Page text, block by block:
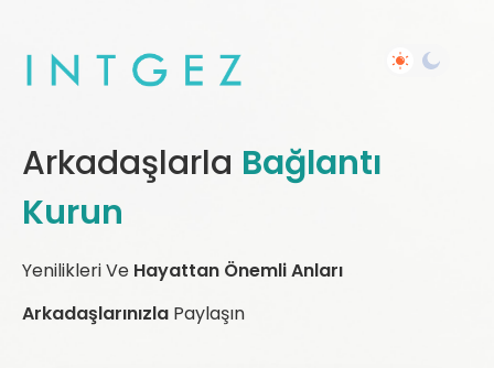
Arkadaşlarla Bağlantı
Kurun
Yenilikleri Ve Hayattan Önemli Anları
Arkadaşlarınızla Paylaşın